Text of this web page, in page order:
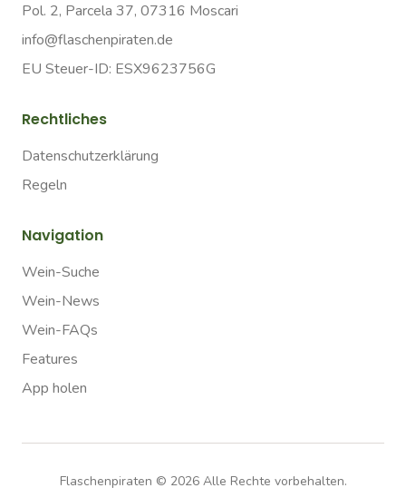
Pol. 2, Parcela 37, 07316 Moscari
info@flaschenpiraten.de
EU Steuer-ID: ESX9623756G
Rechtliches
Datenschutzerklärung
Regeln
Navigation
Wein-Suche
Wein-News
Wein-FAQs
Features
App holen
Flaschenpiraten © 2026Alle Rechte vorbehalten.